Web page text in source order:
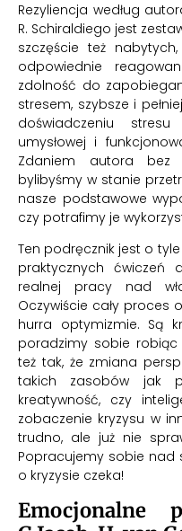
Rezyliencja według
R. Schiraldiego jest
szczęście też
odpowiednie
zdolność do
stresem, szybsze i
doświadczeniu
umysłowej i
Zdaniem autora bez
bylibyśmy w stanie
nasze podstawowe
czy potrafimy je
Ten podręcznik jest o
praktycznych
realnej pracy nad
Oczywiście cały proces
hurra optymizmie. Są
poradzimy sobie robiąc
też tak, że zmiana
takich zasobów jak
kreatywność, czy
zobaczenie kryzysu w
trudno, ale już nie
Popracujemy sobie nad
o kryzysie czeka!
Emocjonalne